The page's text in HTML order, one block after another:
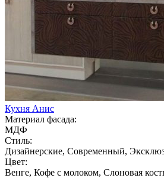
Кухня Анис
Материал фасада:
МДФ
Стиль:
Дизайнерские, Современный,
Цвет:
Венге, Кофе с молоком, Слоновая